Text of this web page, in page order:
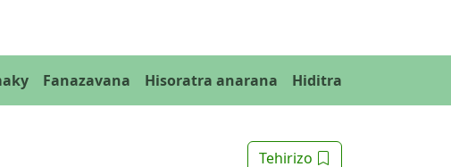
Fanazavana Hisoratra anarana Hiditra
Tehirizo